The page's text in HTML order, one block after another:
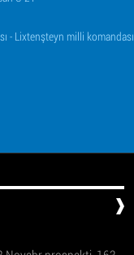
- Lixtenşteyn milli komandası